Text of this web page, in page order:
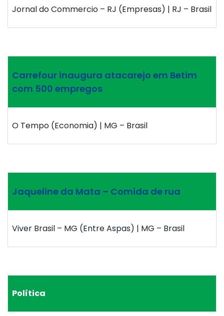
Jornal do Commercio – RJ (Empresas) | RJ – Brasil
Carrefour inaugura atacarejo em Betim
com 500 empregos
O Tempo (Economia) | MG – Brasil
Jaqueline da Mata – Comida de rua
Viver Brasil – MG (Entre Aspas) | MG – Brasil
Política